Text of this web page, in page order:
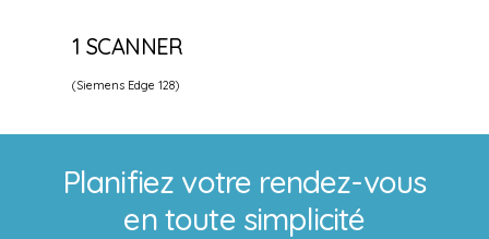
1 SCANNER
(Siemens Edge 128)
Planifiez votre rendez-vous
en toute simplicité